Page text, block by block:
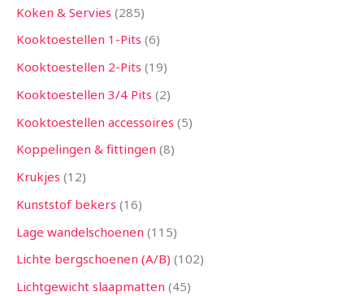
Koken & Servies 285
Kooktoestellen 1-Pits 6
Kooktoestellen 2-Pits 19
Kooktoestellen 3/4 Pits 2
Kooktoestellen accessoires 5
Koppelingen & fittingen 8
Krukjes 12
Kunststof bekers 16
Lage wandelschoenen 115
Lichte bergschoenen (A/B) 102
Lichtgewicht slaapmatten 45